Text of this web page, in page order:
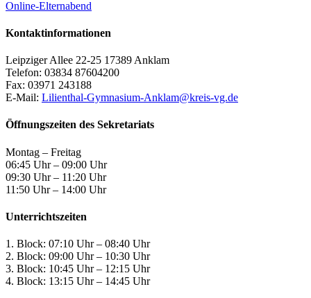
Online-Elternabend
Kontaktinformationen
Leipziger Allee 22-25 17389 Anklam
Telefon: 03834 87604200
Fax: 03971 243188
E-Mail: Lilienthal-Gymnasium-Anklam@kreis-vg.de
Öffnungszeiten des Sekretariats
Montag – Freitag
06:45 Uhr – 09:00 Uhr
09:30 Uhr – 11:20 Uhr
11:50 Uhr – 14:00 Uhr
Unterrichtszeiten
1. Block: 07:10 Uhr – 08:40 Uhr
2. Block: 09:00 Uhr – 10:30 Uhr
3. Block: 10:45 Uhr – 12:15 Uhr
4. Block: 13:15 Uhr – 14:45 Uhr